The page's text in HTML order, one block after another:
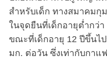
สำหรับเด็ก ทางสมาคมกุ
ในจุดยืนที่เด็กอายุต่ำกว่
ขณะที่เด็กอายุ 12 ปีขึ้นไ
มก. ต่อวัน ซึ่งเท่ากับกา